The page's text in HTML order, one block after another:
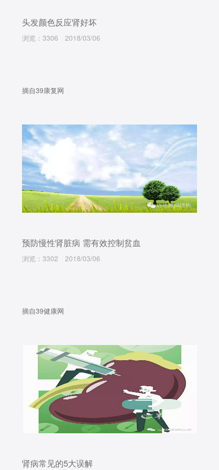
头发颜色反应肾好坏
浏览：3306 2018/03/06
摘自39康复网
预防慢性肾脏病 需有效控制贫血
浏览：3302 2018/03/06
摘自39健康网
肾病常见的5大误解